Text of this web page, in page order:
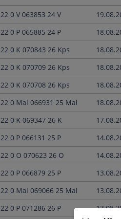
22 0 V 063853 24 V
22 0 P 065885 24 P
22 0 K 070843 26 Kps
22 0 K 070709 26 Kps
22 0 K 070708 26 Kps
22 0 Mal 066931 25 Mal
22 0 K 069347 26 K
22 0 P 066131 25 P
22 0 O 070623 26 O
22 0 P 066879 25 P
22 0 Mal 069066 25 Mal
22 0 P 071286 26 P